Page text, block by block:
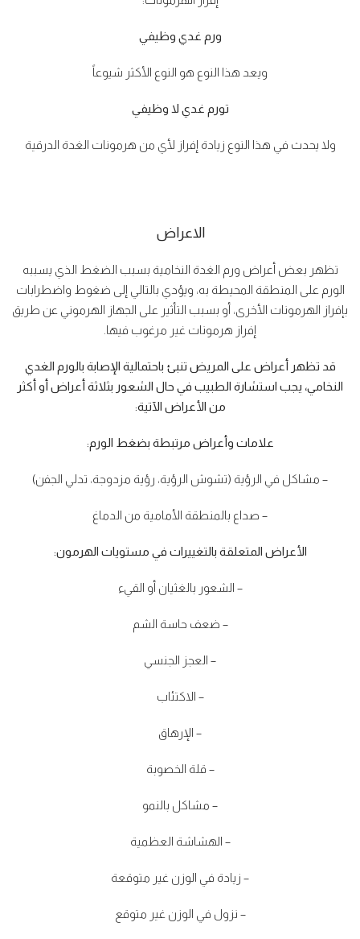
ورم غدي وظيفي
ويعد هذا النوع هو النوع الأكثر شيوعاً
تورم غدي لا وظيفي
ولا يحدث في هذا النوع زيادة إفراز لأي من هرمونات الغدة الدرقية
الاعراض
تظهر بعض أعراض ورم الغدة النخامية بسبب الضغط الذي يسببه
الورم على المنطقة المحيطة به، ويؤدي بالتالي إلى ضغوط واضطرابات
بإفراز الهرمونات الأخرى، أو بسبب التأثير على الجهاز الهرموني عن طريق
إفراز هرمونات غير مرغوب فيها.
قد تظهر أعراض على المريض تنبئ باحتمالية الإصابة بالورم الغدي
النخامي، يجب استشارة الطبيب في حال الشعور بثلاثة أعراض أو أكثر
من الأعراض الآتية:
علامات وأعراض مرتبطة بضغط الورم:
– مشاكل في الرؤية (تشوش الرؤية، رؤية مزدوجة، تدلي الجفن)
– صداع بالمنطقة الأمامية من الدماغ
الأعراض المتعلقة بالتغييرات في مستويات الهرمون:
– الشعور بالغثيان أو القيء
– ضعف حاسة الشم
– العجز الجنسي
– الاكتئاب
– الإرهاق
– قلة الخصوبة
– مشاكل بالنمو
– الهشاشة العظمية
– زيادة في الوزن غير متوقعة
– نزول في الوزن غير متوقع